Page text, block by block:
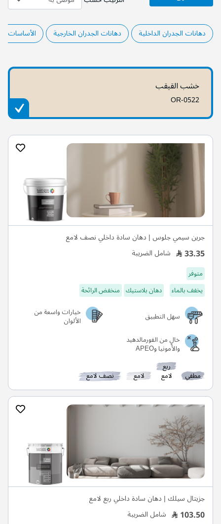
دهانات الجدران الداخلية دهانات الجدران الخارجية الأساسات
خشب القيقب
OR-0522
جرين سيمي جلوس | دهان سادة داخلي نصف لامع
33.35 شامل الضريبة
متوفر
يخفف بالماء
دهان بلاستيك منخفض الرائحة
سهل التطبيق
خيارات واسعة من
الألوان
خالٍ من الفورمالدهيد
والأمونيا وAPEO
مطفي
ربع
لامع لامع نصف لامع
جزيتال سيلك | دهان سادة داخلي ربع لامع
103.50 شامل الضريبة